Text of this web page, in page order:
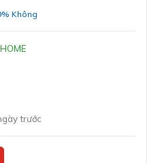
chống trơn trượt
cao cấp, bền bỉ
1.4116, một loại thép
năng chống gỉ tốt và giữ
năng duy trì độ sắc, dễ
bạn tiết kiệm thời gian
Không
trước